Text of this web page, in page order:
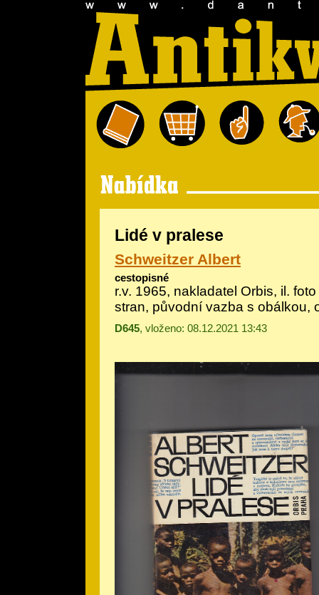
Lidé v pralese
Schweitzer Albert
cestopisné
r.v. 1965, nakladatel Orbis, il.
stran, původní vazba s obálkou,
D645, vloženo: 08.12.2021 13:43